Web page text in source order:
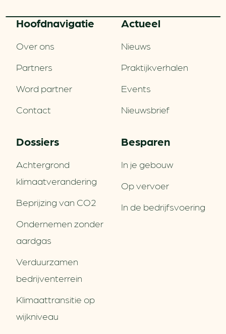
Hoofd­navigatie
Over ons
Partners
Word partner
Contact
Actueel
Nieuws
Praktijkverhalen
Events
Nieuwsbrief
Dossiers
Achtergrond
klimaatverandering
Beprijzing van CO2
Ondernemen zonder
aardgas
Verduurzamen
bedrijventerrein
Klimaattransitie op
wijkniveau
Besparen
In je gebouw
Op vervoer
In de bedrijfsvoering